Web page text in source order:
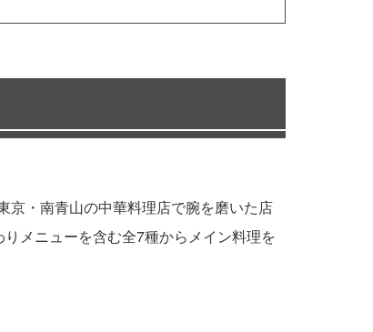
京・南青山の中華料理店で腕を磨いた店
メニューを含む全7種からメイン料理を